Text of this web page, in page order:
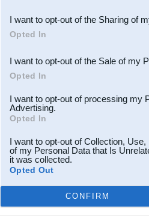
Downstream Participants
third parties.
I want to opt-out of the Sharing of
Opted In
I want to opt-out of the Sale of my
Opted In
I want to opt-out of processing my
Advertising.
Opted In
I want to opt-out of Collection,
of my Personal Data that Is
it was collected.
Opted Out
CONFIRM